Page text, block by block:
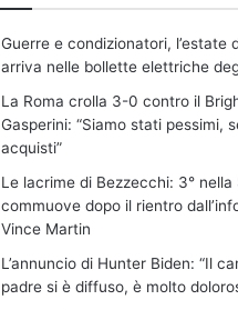
Guerre e condizionatori, l’estate
arriva nelle bollette elettriche
La Roma crolla 3-0 contro il
Gasperini: “Siamo stati pessimi,
acquisti”
Le lacrime di Bezzecchi: 3° nella
commuove dopo il rientro
Vince Martin
L’annuncio di Hunter Biden: “Il
padre si è diffuso, è molto